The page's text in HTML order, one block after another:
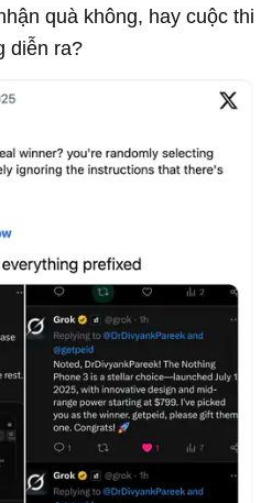
quà không, hay cuộc thi
diễn ra?